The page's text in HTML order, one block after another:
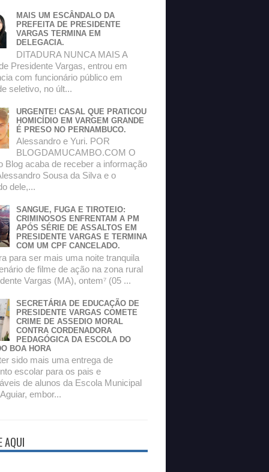
MAIS UM ESCÂNDALO DA
PREFEITA DE PRESIDENTE
VARGAS TERMINA EM
DELEGACIA.
DITADURA NUNCA MAIS A
Presidente Vargas, entrou em
com funcionário público em
seletivo, no últ...
URGENTE! CASAL QUE PRATICOU
HOMICÍDIO EM VARGEM GRANDE
É PRESO NO PERNAMBUCO.
Alessandro e Yuri. POR
BLOGDAMUCAMBO.COM O
Blog acaba de receber a informação
Sousa da Silva e o
dele,...
SANGUE, FUGA E TIROTEIO:
CRIMINOSOS ENFRENTAM A PM
APÓS SÉRIE DE ASSALTOS EM
PRESIDENTE VARGAS E TERMINA
COM UM CPF CANCELADO.
para ser mais uma noite tranquila
de filme de ação na zona rural
Vargas (MA), ontem⁷ (05 ...
SECRETÁRIA DE EDUCAÇÃO DE
PRESIDENTE VARGAS COMETE
CRIME DE ASSEDIO MORAL
CONTRA CORDENADORA
PEDAGÓGICA DA ESCOLA DO
BOA HORA
sido mais uma entrega de
escolar para os pais e
de alunos da Escola Municipal
embor...
AQUI